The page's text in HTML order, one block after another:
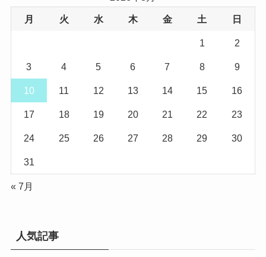
月 火 水 木 金 土 日
1 2
3 4 5 6 7 8 9
10 11 12 13 14 15 16
17 18 19 20 21 22 23
24 25 26 27 28 29 30
31
« 7月
人気記事